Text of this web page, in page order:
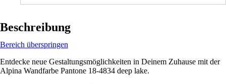
Beschreibung
Bereich überspringen
Entdecke neue Gestaltungsmöglichkeiten in Deinem Zuhause mit der
Alpina Wandfarbe Pantone 18-4834 deep lake.